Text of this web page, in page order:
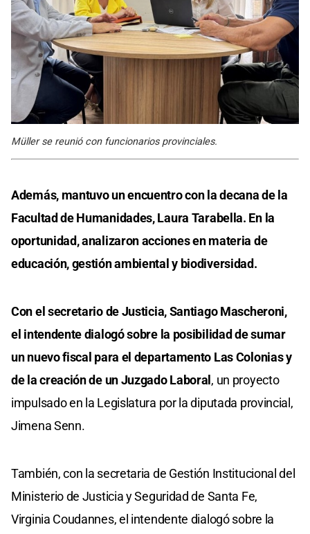
Müller se reunió con funcionarios provinciales.
Además, mantuvo un encuentro con la decana de la
Facultad de Humanidades, Laura Tarabella. En la
oportunidad, analizaron acciones en materia de
educación, gestión ambiental y biodiversidad.
Con el secretario de Justicia, Santiago Mascheroni,
el intendente dialogó sobre la posibilidad de sumar
un nuevo fiscal para el departamento Las Colonias y
de la creación de un Juzgado Laboral, un proyecto
impulsado en la Legislatura por la diputada provincial,
Jimena Senn.
También, con la secretaria de Gestión Institucional del
Ministerio de Justicia y Seguridad de Santa Fe,
Virginia Coudannes, el intendente dialogó sobre la